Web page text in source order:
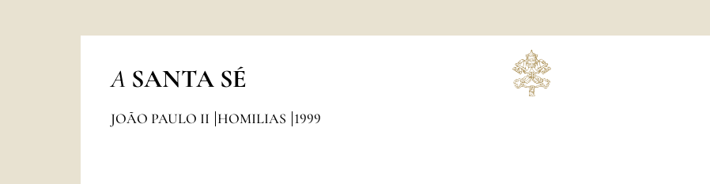
A SANTA SÉ
JOÃO PAULO II HOMILIAS 1999